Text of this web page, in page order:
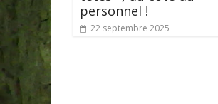
personnel !
22 septembre 2025